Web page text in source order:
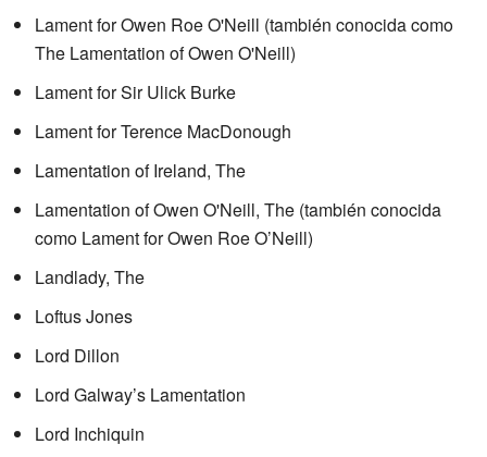
Lament for Owen Roe O'Neill (también conocida como
The Lamentation of Owen O'Neill)
Lament for Sir Ulick Burke
Lament for Terence MacDonough
Lamentation of Ireland, The
Lamentation of Owen O'Neill, The (también conocida
como Lament for Owen Roe O’Neill)
Landlady, The
Loftus Jones
Lord Dillon
Lord Galway’s Lamentation
Lord Inchiquin